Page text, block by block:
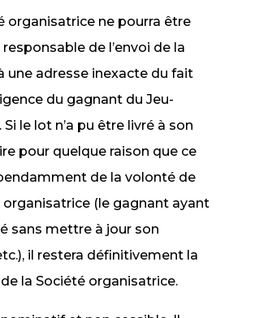
organisatrice ne pourra être
de l’envoi de la
une adresse inexacte du fait
du gagnant du Jeu-
Si le lot n’a pu être livré à son
pour quelque raison que ce
de la volonté de
organisatrice (le gagnant ayant
sans mettre à jour son
il restera définitivement la
la Société organisatrice.